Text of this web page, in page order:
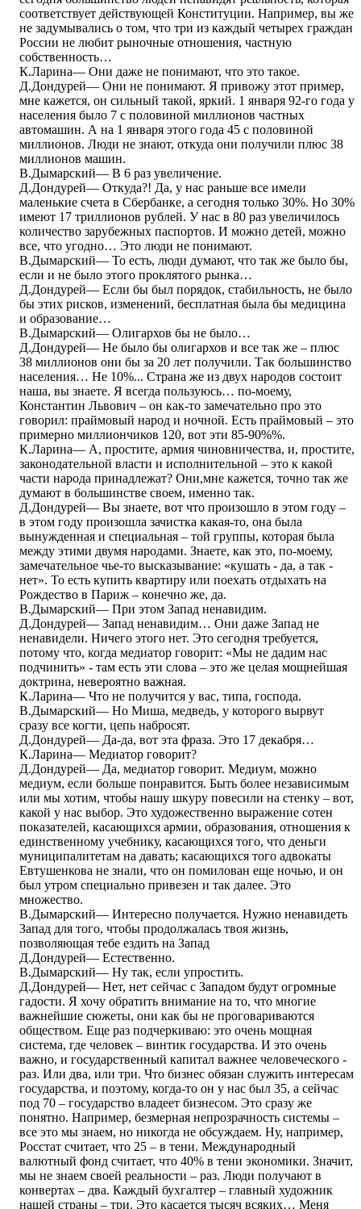
соответствует действующей Конституции. Например, вы же
не задумывались о том, что три из каждый четырех граждан
России не любит рыночные отношения, частную
собственность…
К.Ларина― Они даже не понимают, что это такое.
Д.Дондурей― Они не понимают. Я привожу этот пример,
мне кажется, он сильный такой, яркий. 1 января 92-го года у
населения было 7 с половиной миллионов частных
автомашин. А на 1 января этого года 45 с половиной
миллионов. Люди не знают, откуда они получили плюс 38
миллионов машин.
В.Дымарский― В 6 раз увеличение.
Д.Дондурей― Откуда?! Да, у нас раньше все имели
маленькие счета в Сбербанке, а сегодня только 30%. Но 30%
имеют 17 триллионов рублей. У нас в 80 раз увеличилось
количество зарубежных паспортов. И можно детей, можно
все, что угодно… Это люди не понимают.
В.Дымарский― То есть, люди думают, что так же было бы,
если и не было этого проклятого рынка…
Д.Дондурей― Если бы был порядок, стабильность, не было
бы этих рисков, изменений, бесплатная была бы медицина
и образование…
В.Дымарский― Олигархов бы не было…
Д.Дондурей― Не было бы олигархов и все так же – плюс
38 миллионов они бы за 20 лет получили. Так большинство
населения… Не 10%... Страна же из двух народов состоит
наша, вы знаете. Я всегда пользуюсь… по-моему,
Константин Львович – он как-то замечательно про это
говорил: праймовый народ и ночной. Есть праймовый – это
примерно миллиончиков 120, вот эти 85-90%%.
К.Ларина― А, простите, армия чиновничества, и, простите,
законодательной власти и исполнительной – это к какой
части народа принадлежат? Они,мне кажется, точно так же
думают в большинстве своем, именно так.
Д.Дондурей― Вы знаете, вот что произошло в этом году –
в этом году произошла зачистка какая-то, она была
вынужденная и специальная – той группы, которая была
между этими двумя народами. Знаете, как это, по-моему,
замечательное чье-то высказывание: «кушать - да, а так -
нет». То есть купить квартиру или поехать отдыхать на
Рождество в Париж – конечно же, да.
В.Дымарский― При этом Запад ненавидим.
Д.Дондурей― Запад ненавидим… Они даже Запад не
ненавидели. Ничего этого нет. Это сегодня требуется,
потому что, когда медиатор говорит: «Мы не дадим нас
подчинить» - там есть эти слова – это же целая мощнейшая
доктрина, невероятно важная.
К.Ларина― Что не получится у вас, типа, господа.
В.Дымарский― Но Миша, медведь, у которого вырвут
сразу все когти, цепь набросят.
Д.Дондурей― Да-да, вот эта фраза. Это 17 декабря…
К.Ларина― Медиатор говорит?
Д.Дондурей― Да, медиатор говорит. Медиум, можно
медиум, если больше понравится. Быть более независимым
или мы хотим, чтобы нашу шкуру повесили на стенку – вот,
какой у нас выбор. Это художественно выражение сотен
показателей, касающихся армии, образования, отношения к
единственному учебнику, касающихся того, что деньги
муниципалитетам на давать; касающихся того адвокаты
Евтушенкова не знали, что он помилован еще ночью, и он
был утром специально привезен и так далее. Это
множество.
В.Дымарский― Интересно получается. Нужно ненавидеть
Запад для того, чтобы продолжалась твоя жизнь,
позволяющая тебе ездить на Запад
Д.Дондурей― Естественно.
В.Дымарский― Ну так, если упростить.
Д.Дондурей― Нет, нет сейчас с Западом будут огромные
гадости. Я хочу обратить внимание на то, что многие
важнейшие сюжеты, они как бы не проговариваются
обществом. Еще раз подчеркиваю: это очень мощная
система, где человек – винтик государства. И это очень
важно, и государственный капитал важнее человеческого -
раз. Или два, или три. Что бизнес обязан служить интересам
государства, и поэтому, когда-то он у нас был 35, а сейчас
под 70 – государство владеет бизнесом. Это сразу же
понятно. Например, безмерная непрозрачность системы –
все это мы знаем, но никогда не обсуждаем. Ну, например,
Росстат считает, что 25 – в тени. Международный
валютный фонд считает, что 40% в тени экономики. Значит,
мы не знаем своей реальности – раз. Люди получают в
конвертах – два. Каждый бухгалтер – главный художник
нашей страны – три. Это касается тысяч всяких… Меня